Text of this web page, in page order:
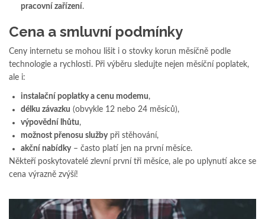
pracovní zařízení.
Cena a smluvní podmínky
Ceny internetu se mohou lišit i o stovky korun měsíčně podle
technologie a rychlosti. Při výběru sledujte nejen měsíční poplatek,
ale i:
instalační poplatky a cenu modemu,
délku závazku (obvykle 12 nebo 24 měsíců),
výpovědní lhůtu,
možnost přenosu službypři stěhování,
akční nabídky– často platí jen na první měsíce.
Někteří poskytovatelé zlevní první tři měsíce, ale po uplynutí akce se
cena výrazně zvýší!